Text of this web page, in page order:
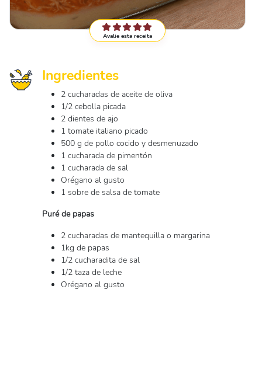
Avalie esta receita
Ingredientes
2 cucharadas de aceite de oliva
1/2 cebolla picada
2 dientes de ajo
1 tomate italiano picado
500 g de pollo cocido y desmenuzado
1 cucharada de pimentón
1 cucharada de sal
Orégano al gusto
1 sobre de salsa de tomate
Puré de papas
2 cucharadas de mantequilla o margarina
1kg de papas
1/2 cucharadita de sal
1/2 taza de leche
Orégano al gusto